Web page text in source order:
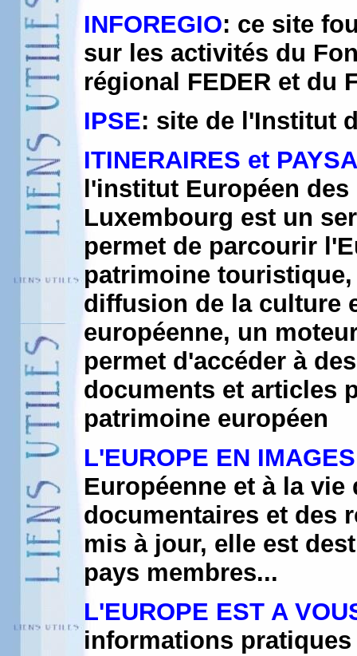
INFOREGIO: ce site
sur les activités du
régional FEDER et du
IPSE: site de l'Institut
ITINERAIRES et
l'institut Européen
Luxembourg est un
permet de parcourir
patrimoine
diffusion de la culture
européenne, un
permet d'accéder à
documents et articles
patrimoine européen
L'EUROPE EN IMAGES
Européenne et à la
documentaires et des
mis à jour, elle est
pays membres...
L'EUROPE EST A
informations